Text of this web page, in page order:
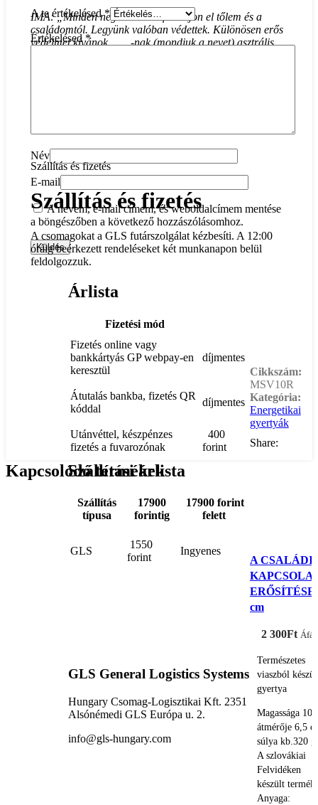
IMA: „Minden negatív hatás forduljon el tőlem és a
családomtól. Legyünk valóban védettek. Különösen erős
védelmet kívánok ……-nak (mondjuk a nevet) asztrális,
A te értékelésed*
Értékelésed*
Név
E-mail
A nevem, e-mail címem, és weboldalcímem mentése
a böngészőben a következő hozzászólásomhoz.
Szállítás és fizetés
Szállítás és fizetés
A csomagokat a GLS futárszolgálat kézbesíti. A 12:00
óráig beérkezett rendeléseket két munkanapon belül
feldolgozzuk.
Árlista
Fizetési mód
Fizetés online vagy
bankkártyás GP webpay-en
keresztül
díjmentes
Átutalás bankba, fizetés QR
kóddal
díjmentes
Utánvéttel, készpénzes
fizetés a fuvarozónak
400
forint
Szállítási árlista
Szállítás
típusa
17900
forintig
17900 forint
felett
GLS
1550
forint
Ingyenes
GLS General Logistics Systems
Hungary Csomag-Logisztikai Kft. 2351
Alsónémedi GLS Európa u. 2.
info@gls-hungary.com
Cikkszám:
MSV10R
Kategória:
Energetikai
gyertyák
Share:
Kapcsolódó termékek
A CSALÁDI
ERŐSÍTÉSE
cm
2 300Ft
Természetes
viaszból
gyertya
Magassága 10
átmérője 6,5
súlya kb.320 g
A szlovákiai
Felvidéken
készült termék.
Anyaga: